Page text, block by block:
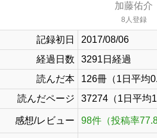
加藤佑介
8人登録
記録初日
2017/08/06
経過日数
3291日経過
読んだ本
126冊（1日平均
読んだページ
37274（1日平均
感想/レビュー 98件（投稿率